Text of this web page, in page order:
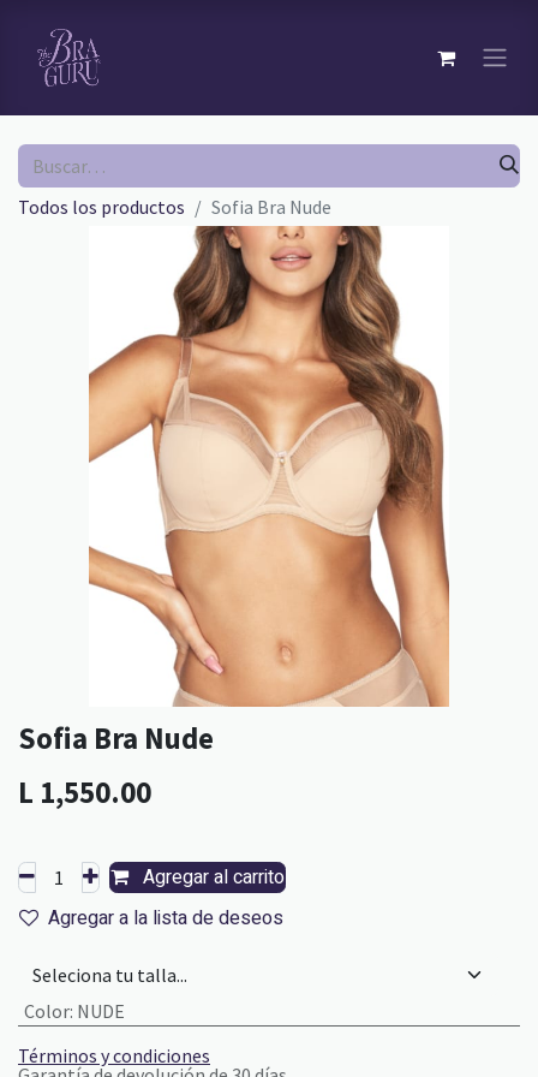
Todos los productos Sofia Bra Nude
Sofia Bra Nude
L 1,550.00
Agregar al carrito
Agregar a la lista de deseos
Color: NUDE
Términos y condiciones